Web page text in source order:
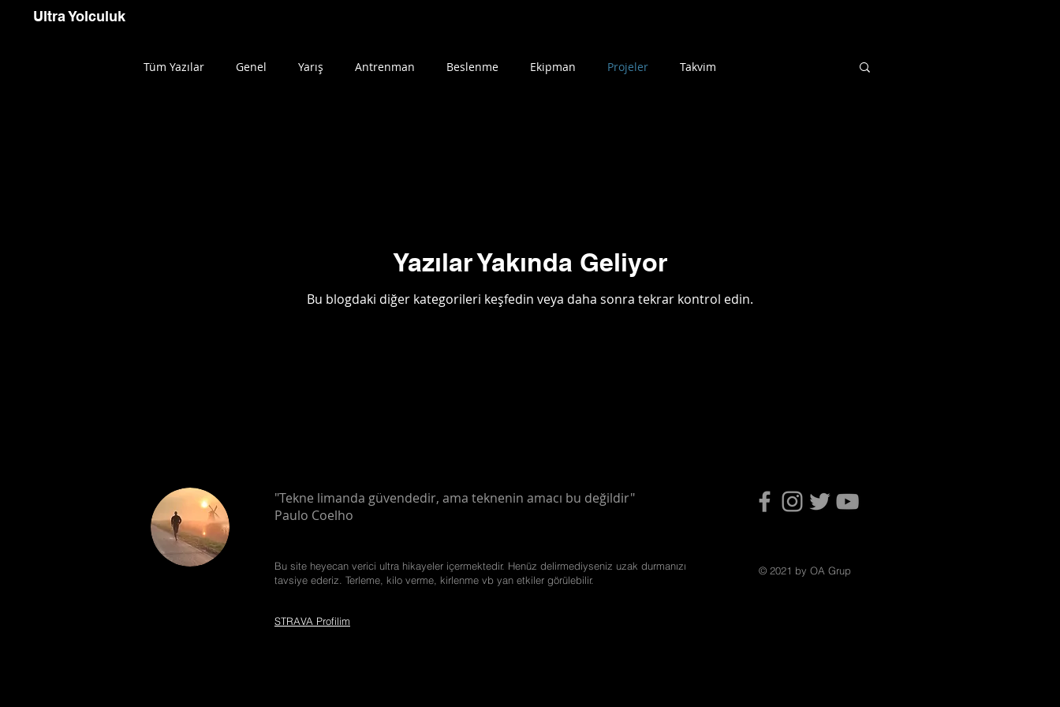
Ultra Yolculuk
Tüm Yazılar Genel Yarış Antrenman Beslenme Ekipman Projeler Takvim
Yazılar Yakında Geliyor
Bu blogdaki diğer kategorileri keşfedin veya daha sonra tekrar kontrol edin.
"Tekne limanda güvendedir, ama teknenin amacı bu değildir"
Paulo Coelho
Bu site heyecan verici ultra hikayeler içermektedir. Henüz delirmediyseniz uzak durmanızı
tavsiye ederiz. Terleme, kilo verme, kirlenme vb yan etkiler görülebilir.
© 2021 by OA Grup
STRAVA Profilim